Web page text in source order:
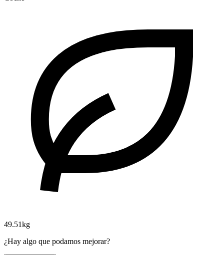
49.51kg
¿Hay algo que podamos mejorar?